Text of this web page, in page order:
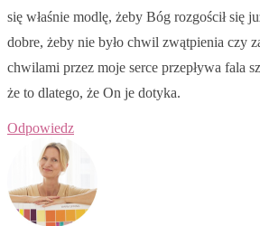
się właśnie modlę, żeby Bóg rozgościł się
dobre, żeby nie było chwil zwątpienia czy
chwilami przez moje serce przepływa fala
że to dlatego, że On je dotyka.
Odpowiedz